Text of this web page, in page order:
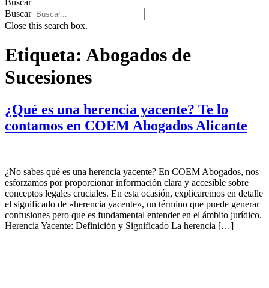
Buscar
Buscar
Close this search box.
Etiqueta: Abogados de
Sucesiones
¿Qué es una herencia yacente? Te lo
contamos en COEM Abogados Alicante
¿No sabes qué es una herencia yacente? En COEM Abogados, nos
esforzamos por proporcionar información clara y accesible sobre
conceptos legales cruciales. En esta ocasión, explicaremos en detalle
el significado de «herencia yacente», un término que puede generar
confusiones pero que es fundamental entender en el ámbito jurídico.
Herencia Yacente: Definición y Significado La herencia […]